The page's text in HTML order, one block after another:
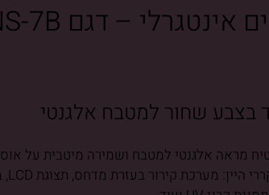
בצבע שחור למטבח אלגנטי